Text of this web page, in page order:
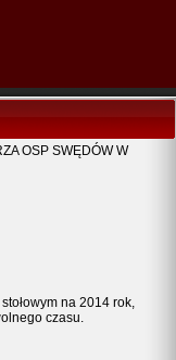
OSP SWĘDÓW W
na 2014 rok,
czasu.